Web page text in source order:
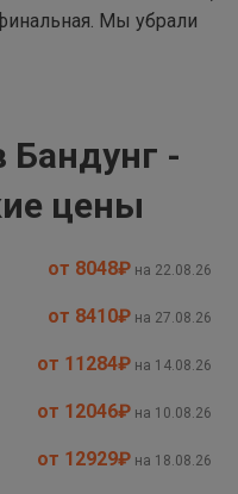
Мы убрали
-
цены
от 8048₽ на 22.08.26
от 8410₽ на 27.08.26
от 11284₽ на 14.08.26
от 12046₽ на 10.08.26
от 12929₽ на 18.08.26